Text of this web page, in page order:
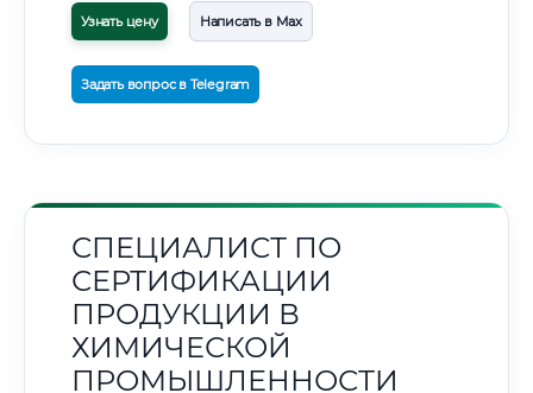
Узнать цену Написать в Max
Задать вопрос в Telegram
СПЕЦИАЛИСТ ПО
СЕРТИФИКАЦИИ
ПРОДУКЦИИ В
ХИМИЧЕСКОЙ
ПРОМЫШЛЕННОСТИ